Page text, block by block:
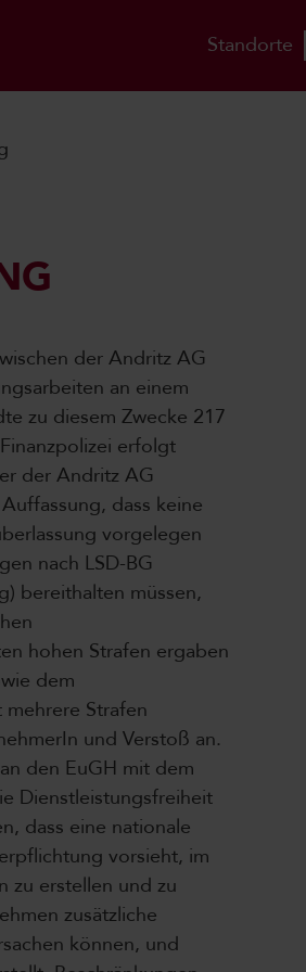
Standorte
der Andritz AG
an einem
zu diesem Zwecke 217
erfolgt
der Andritz AG
dass keine
vorgelegen
nach LSD-BG
bereithalten müssen,
hohen Strafen ergaben
dem
Strafen
und Verstoß an.
den EuGH mit dem
Dienstleistungsfreiheit
dass eine nationale
vorsieht, im
zu erstellen und zu
zusätzliche
können, und